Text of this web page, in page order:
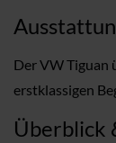
Der VW Tiguan
erstklassigen
Überblick